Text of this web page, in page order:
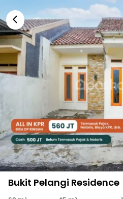
Bukit Pelangi Residence